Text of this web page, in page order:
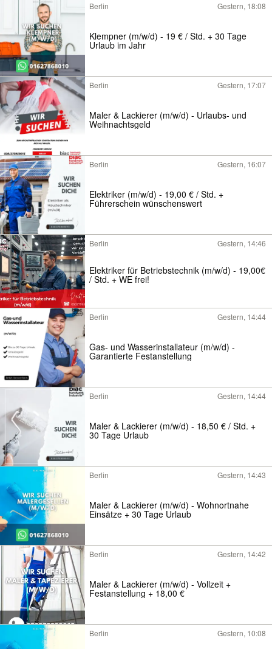
Berlin Gestern, 18:08
Klempner (m/w/d) - 19 € / Std. + 30 Tage
Urlaub im Jahr
Berlin Gestern, 17:07
Maler & Lackierer (m/w/d) - Urlaubs- und
Weihnachtsgeld
Berlin Gestern, 16:07
Elektriker (m/w/d) - 19,00 € / Std. +
Führerschein wünschenswert
Berlin Gestern, 14:46
Elektriker für Betriebstechnik (m/w/d) - 19,00€
/ Std. + WE frei!
Berlin Gestern, 14:44
Gas- und Wasserinstallateur (m/w/d) -
Garantierte Festanstellung
Berlin Gestern, 14:44
Maler & Lackierer (m/w/d) - 18,50 € / Std. +
30 Tage Urlaub
Berlin Gestern, 14:43
Maler & Lackierer (m/w/d) - Wohnortnahe
Einsätze + 30 Tage Urlaub
Berlin Gestern, 14:42
Maler & Lackierer (m/w/d) - Vollzeit +
Festanstellung + 18,00 €
Berlin Gestern, 10:08